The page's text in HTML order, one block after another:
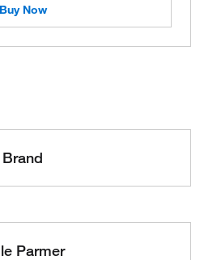
Buy Now
Brand
Parmer